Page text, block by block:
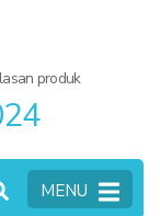
produk
MENU